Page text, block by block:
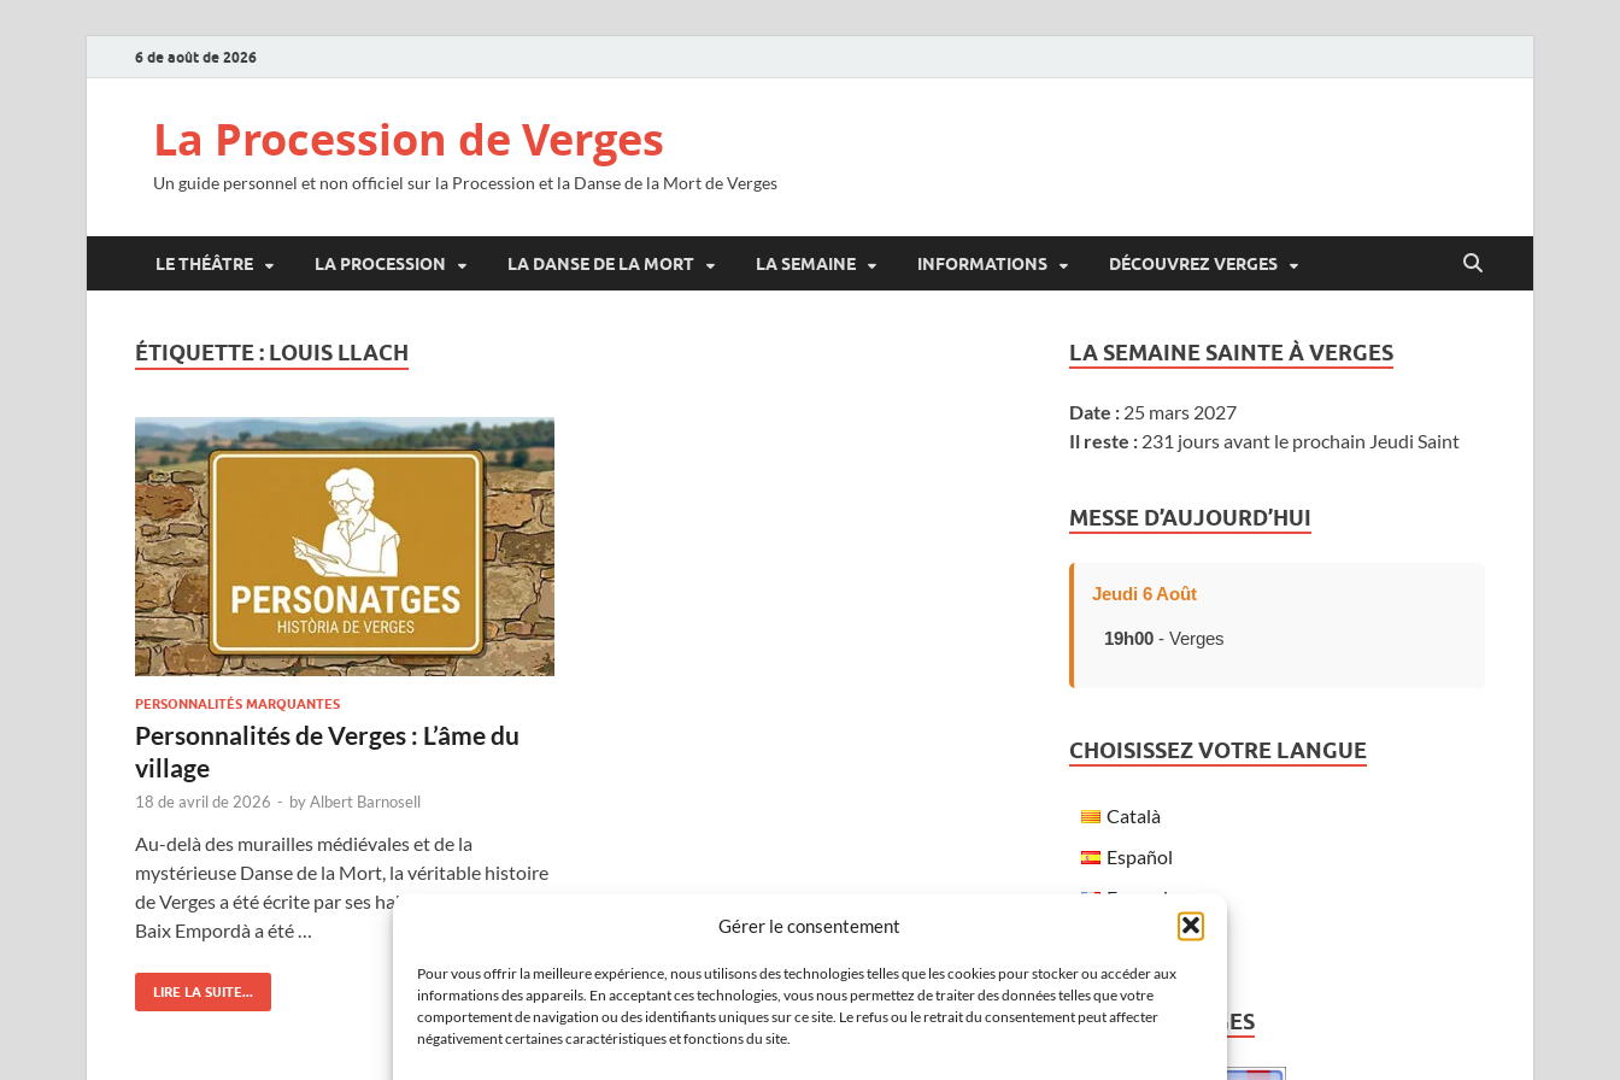
Gérer le consentement
Pour vous offrir la meilleure expérience, nous utilisons des technologies telles que les cookies pour stocker ou accéder aux
informations des appareils. En acceptant ces technologies, vous nous permettez de traiter des données telles que votre
comportement de navigation ou des identifiants uniques sur ce site. Le refus ou le retrait du consentement peut affecter
négativement certaines caractéristiques et fonctions du site.
6 de août de 2026
La Procession de Verges
Un guide personnel et non officiel sur la Procession et la Danse de la Mort de Verges
LE THÉÂTRE LA PROCESSION LA DANSE DE LA MORT LA SEMAINE INFORMATIONS DÉCOUVREZ VERGES
ÉTIQUETTE : LOUIS LLACH
PERSONNALITÉS MARQUANTES
Personnalités de Verges : L’âme du
village
18 de avril de 2026 - byAlbert Barnosell
Au-delà des murailles médiévales et de la
mystérieuse Danse de la Mort, la véritable histoire
de Verges a été écrite par ses habitants. Ce coin du
Baix Empordà a été …
LIRE LA SUITE...
LA SEMAINE SAINTE À VERGES
Date : 25 mars 2027
Il reste : 231 jours avant le prochain Jeudi Saint
MESSE D’AUJOURD’HUI
Jeudi 6 Août
19h00 - Verges
CHOISISSEZ VOTRE LANGUE
Català
Español
Français
MÉTÉO À VERGES